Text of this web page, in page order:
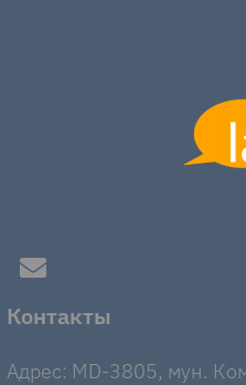
Контакты
Адрес: MD-3805, мун.